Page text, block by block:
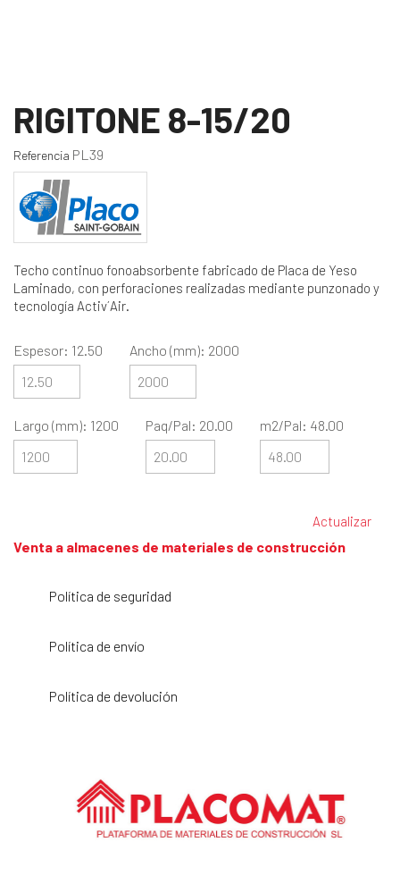
RIGITONE 8-15/20
Referencia PL39
Techo continuo fonoabsorbente fabricado de Placa de Yeso
Laminado, con perforaciones realizadas mediante punzonado y
tecnología Activ´Air.
Espesor: 12.50 Ancho (mm): 2000
Largo (mm): 1200 Paq/Pal: 20.00 m2/Pal: 48.00
Venta a almacenes de materiales de construcción
Política de seguridad
Política de envío
Política de devolución